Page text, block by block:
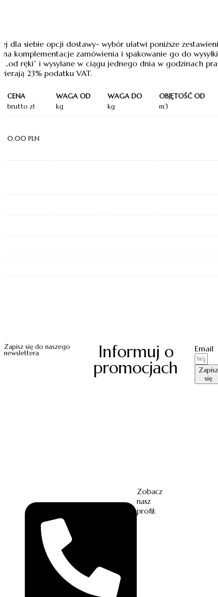
dla siebie opcji dostawy- wybór ułatwi poniższe
komplementacje zamówienia i spakowanie go do
„od ręki” i wysyłane w ciągu jednego dnia w godzinach
23% podatku VAT.
CENA
brutto zł
WAGA OD
kg
WAGA DO
kg
OBJĘTOŚĆ OD
m3
0,00 PLN
Zapisz się do naszego
newslettera
Informuj o
promocjach
Email
Zapisz
się
Zobacz
nasz
profil: